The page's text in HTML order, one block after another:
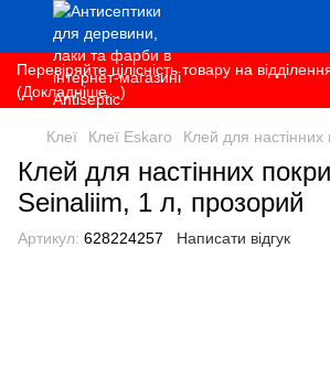
Перевіряйте цілісність товару на
(Докладніше...)
Клеї Клеї Eskaro Клей для
Клей для настінних
Seinaliim, 1 л, прозорий
Артикул: 628224257 Написати відгук